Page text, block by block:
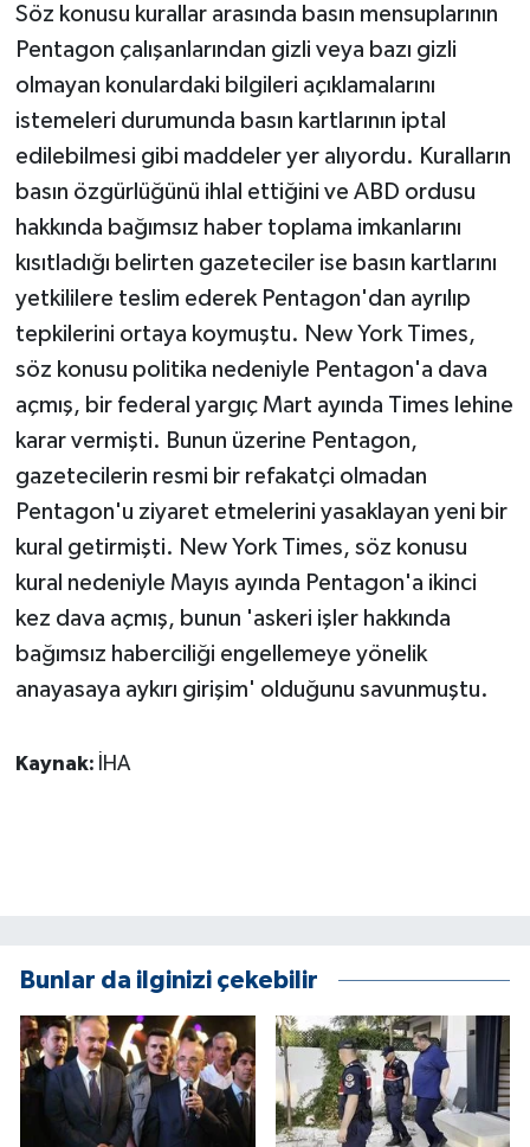
Söz konusu kurallar arasında basın mensuplarının
Pentagon çalışanlarından gizli veya bazı gizli
olmayan konulardaki bilgileri açıklamalarını
istemeleri durumunda basın kartlarının iptal
edilebilmesi gibi maddeler yer alıyordu. Kuralların
basın özgürlüğünü ihlal ettiğini ve ABD ordusu
hakkında bağımsız haber toplama imkanlarını
kısıtladığı belirten gazeteciler ise basın kartlarını
yetkililere teslim ederek Pentagon'dan ayrılıp
tepkilerini ortaya koymuştu. New York Times,
söz konusu politika nedeniyle Pentagon'a dava
açmış, bir federal yargıç Mart ayında Times lehine
karar vermişti. Bunun üzerine Pentagon,
gazetecilerin resmi bir refakatçi olmadan
Pentagon'u ziyaret etmelerini yasaklayan yeni bir
kural getirmişti. New York Times, söz konusu
kural nedeniyle Mayıs ayında Pentagon'a ikinci
kez dava açmış, bunun 'askeri işler hakkında
bağımsız haberciliği engellemeye yönelik
anayasaya aykırı girişim' olduğunu savunmuştu.
Kaynak: İHA
Bunlar da ilginizi çekebilir
Turizm
YAŞAM
YEREL
Yerel Haberler